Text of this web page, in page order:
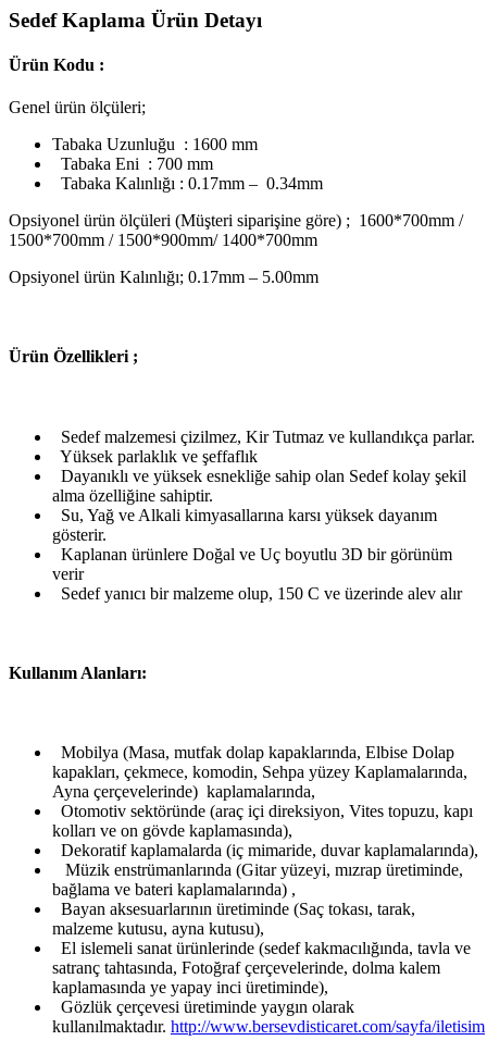
Sedef Kaplama Ürün Detayı
Ürün Kodu :
Genel ürün ölçüleri;
Tabaka Uzunluğu : 1600 mm
Tabaka Eni : 700 mm
Tabaka Kalınlığı : 0.17mm – 0.34mm
Opsiyonel ürün ölçüleri (Müşteri siparişine göre) ; 1600*700mm /
1500*700mm / 1500*900mm/ 1400*700mm
Opsiyonel ürün Kalınlığı; 0.17mm – 5.00mm
Ürün Özellikleri ;
Sedef malzemesi çizilmez, Kir Tutmaz ve kullandıkça parlar.
Yüksek parlaklık ve şeffaflık
Dayanıklı ve yüksek esnekliğe sahip olan Sedef kolay şekil
alma özelliğine sahiptir.
Su, Yağ ve Alkali kimyasallarına karsı yüksek dayanım
gösterir.
Kaplanan ürünlere Doğal ve Uç boyutlu 3D bir görünüm
verir
Sedef yanıcı bir malzeme olup, 150 C ve üzerinde alev alır
Kullanım Alanları:
Mobilya (Masa, mutfak dolap kapaklarında, Elbise Dolap
kapakları, çekmece, komodin, Sehpa yüzey Kaplamalarında,
Ayna çerçevelerinde) kaplamalarında,
Otomotiv sektöründe (araç içi direksiyon, Vites topuzu, kapı
kolları ve on gövde kaplamasında),
Dekoratif kaplamalarda (iç mimaride, duvar kaplamalarında),
Müzik enstrümanlarında (Gitar yüzeyi, mızrap üretiminde,
bağlama ve bateri kaplamalarında) ,
Bayan aksesuarlarının üretiminde (Saç tokası, tarak,
malzeme kutusu, ayna kutusu),
El islemeli sanat ürünlerinde (sedef kakmacılığında, tavla ve
satranç tahtasında, Fotoğraf çerçevelerinde, dolma kalem
kaplamasında ye yapay inci üretiminde),
Gözlük çerçevesi üretiminde yaygın olarak
kullanılmaktadır. http://www.bersevdisticaret.com/sayfa/iletisim